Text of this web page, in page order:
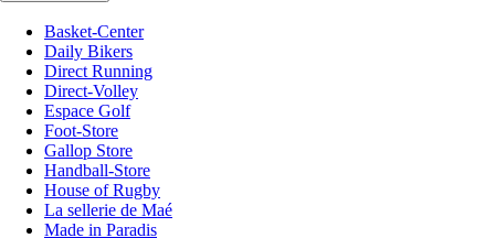
Basket-Center
Daily Bikers
Direct Running
Direct-Volley
Espace Golf
Foot-Store
Gallop Store
Handball-Store
House of Rugby
La sellerie de Maé
Made in Paradis